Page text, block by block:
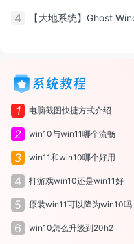
4 【大地系统】Ghost
系统教程
1 电脑截图快捷方式介绍
2 win10与win11哪个流畅
3 win11和win10哪个好用
4 打游戏win10还是win11好
5 原装win11可以降为win10吗
6 win10怎么升级到20h2